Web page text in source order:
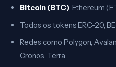
Bitcoin (BTC), Ethereum
Todos os tokens ERC-20,
Redes como Polygon,
Cronos, Terra